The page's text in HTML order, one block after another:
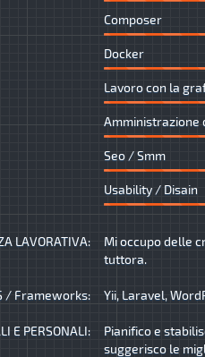
Composer
Docker
Lavoro con la
Amministrazione
Seo / Smm
Usability / Disain
LAVORATIVA:
Mi occupo delle
tuttora.
/ Frameworks: Yii, Laravel,
E PERSONALI:
Pianifico e
suggerisco le